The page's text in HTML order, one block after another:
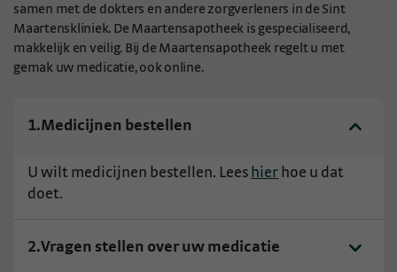
samen met de dokters en andere zorgverleners in de Sint
Maartenskliniek. De Maartensapotheek is gespecialiseerd,
makkelijk en veilig. Bij de Maartensapotheek regelt u met
gemak uw medicatie, ook online.
1.Medicijnen bestellen
U wilt medicijnen bestellen. Lees hier hoe u dat
doet.
2.Vragen stellen over uw medicatie